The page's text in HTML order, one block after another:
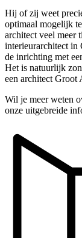
Hij of zij weet
optimaal mogelijk
architect veel meer
interieurarchitect in
de inrichting met
Het is natuurlijk
een architect Groot
Wil je meer weten
onze uitgebreide